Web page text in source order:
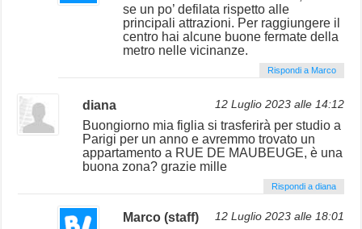
se un po’ defilata rispetto alle
principali attrazioni. Per raggiungere il
centro hai alcune buone fermate della
metro nelle vicinanze.
Rispondi a Marco
diana 12 Luglio 2023 alle 14:12
Buongiorno mia figlia si trasferirà per studio a
Parigi per un anno e avremmo trovato un
appartamento a RUE DE MAUBEUGE, è una
buona zona? grazie mille
Rispondi a diana
Marco (staff) 12 Luglio 2023 alle 18:01